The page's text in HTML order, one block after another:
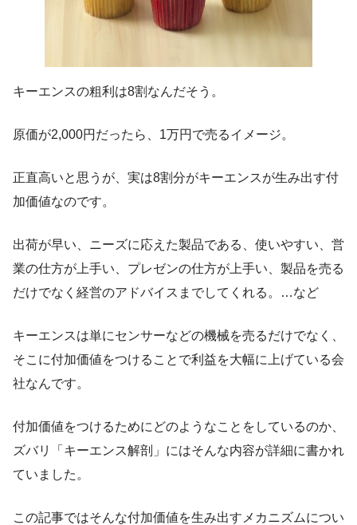
キーエンスの粗利は8割なんだそう。
原価が2,000円だったら、1万円で売るイメージ。
正直高いと思うが、実は8割分がキーエンスが生み出す付
加価値なのです。
出荷が早い、ニーズに応えた製品である、使いやすい、営
業の仕方が上手い、プレゼンの仕方が上手い、製品を売る
だけでなく経営のアドバイスまでしてくれる。…など
キーエンスは単にセンサーなどの機械を売るだけでなく、
そこに付加価値をつけることで利益を大幅に上げている会
社なんです。
付加価値をつけるためにどのようなことをしているのか、
ズバリ「キーエンス解剖」にはそんな内容が詳細に書かれ
ていました。
この記事ではそんな付加価値を生み出すメカニズムについ